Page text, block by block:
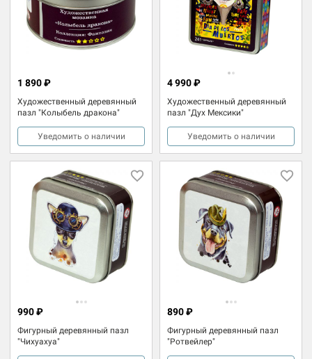
Художественный деревянный
пазл "Колыбель дракона"
1 890 ₽
Уведомить о наличии
Художественный деревянный
пазл "Дух Мексики"
4 990 ₽
Уведомить о наличии
Фигурный деревянный пазл
"Чихуахуа"
990 ₽
Фигурный деревянный пазл
"Ротвейлер"
890 ₽